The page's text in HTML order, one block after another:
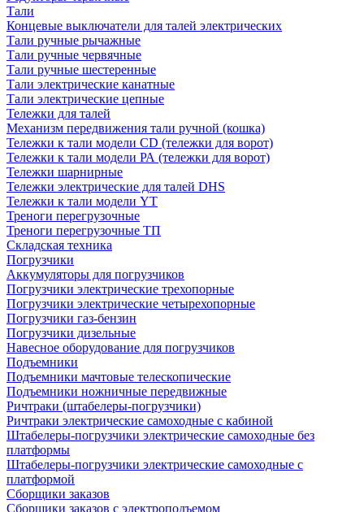
Тали
Концевые выключатели для талей электрических
Тали ручные рычажные
Тали ручные червячные
Тали ручные шестеренные
Тали электрические канатные
Тали электрические цепные
Тележки для талей
Механизм передвижения тали ручной (кошка)
Тележки к тали модели CD (тележки для ворот)
Тележки к тали модели РА (тележки для ворот)
Тележки шарнирные
Тележки электрические для талей DHS
Тележки к тали модели YT
Треноги перегрузочные
Треноги перегрузочные ТП
Складская техника
Погрузчики
Аккумуляторы для погрузчиков
Погрузчики электрические трехопорные
Погрузчики электрические четырехопорные
Погрузчики газ-бензин
Погрузчики дизельные
Навесное оборудование для погрузчиков
Подъемники
Подъемники мачтовые телескопические
Подъемники ножничные передвижные
Ричтраки (штабелеры-погрузчики)
Ричтраки электрические самоходные с кабиной
Штабелеры-погрузчики электрические самоходные без
платформы
Штабелеры-погрузчики электрические самоходные с
платформой
Сборщики заказов
Сборщики заказов с электроподъемом